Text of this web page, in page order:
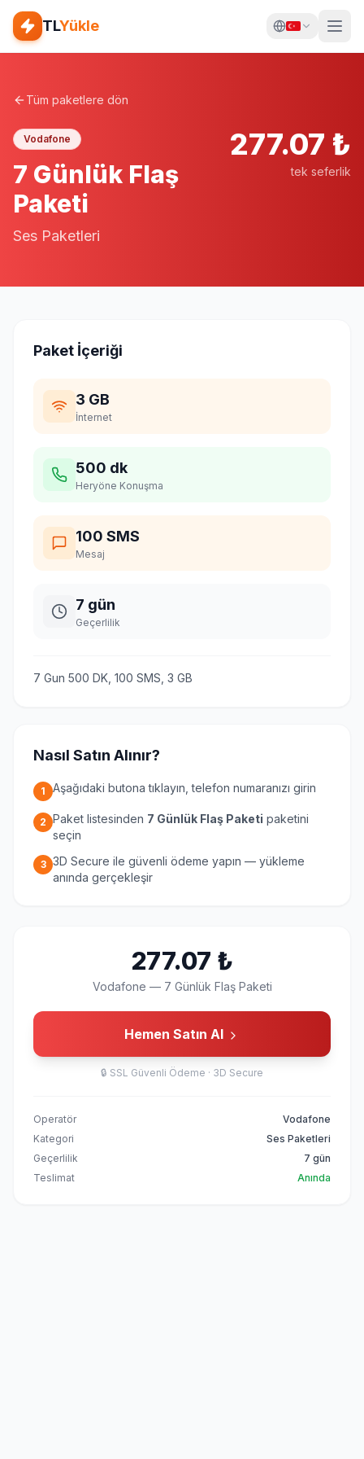
TLYükle
Tüm paketlere dön
Vodafone
7 Günlük Flaş
Paketi
Ses Paketleri
277.07 ₺
tek seferlik
Paket İçeriği
3 GB
İnternet
500 dk
Heryöne Konuşma
100 SMS
Mesaj
7 gün
Geçerlilik
7 Gun 500 DK, 100 SMS, 3 GB
Nasıl Satın Alınır?
1 Aşağıdaki butona tıklayın, telefon numaranızı girin
2 Paket listesinden 7 Günlük Flaş Paketi paketini
seçin
3 3D Secure ile güvenli ödeme yapın — yükleme
anında gerçekleşir
277.07 ₺
Vodafone — 7 Günlük Flaş Paketi
Hemen Satın Al
🔒 SSL Güvenli Ödeme · 3D Secure
Operatör
Vodafone
Kategori
Ses Paketleri
Geçerlilik
7 gün
Teslimat
Anında